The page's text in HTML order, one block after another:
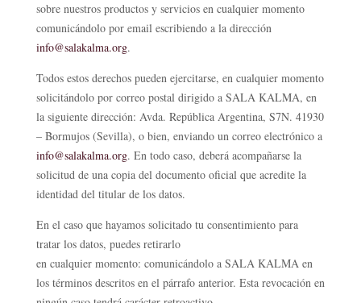
sobre nuestros productos y servicios en cualquier momento
comunicándolo por email escribiendo a la dirección
info@salakalma.org.
Todos estos derechos pueden ejercitarse, en cualquier momento
solicitándolo por correo postal dirigido a SALA KALMA, en
la siguiente dirección: Avda. República Argentina, S7N. 41930
– Bormujos (Sevilla), o bien, enviando un correo electrónico a
info@salakalma.org. En todo caso, deberá acompañarse la
solicitud de una copia del documento oficial que acredite la
identidad del titular de los datos.
En el caso que hayamos solicitado tu consentimiento para
tratar los datos, puedes retirarlo
en cualquier momento: comunicándolo a SALA KALMA en
los términos descritos en el párrafo anterior. Esta revocación en